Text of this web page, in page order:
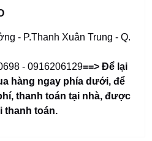
- P.Thanh Xuân Trung - Q.
- 0916206129==> Để lại
hàng ngay phía dưới,để
thanh toán tại nhà, được
thanh toán.